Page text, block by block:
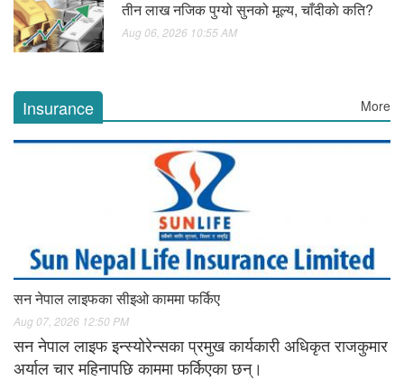
तीन लाख नजिक पुग्यो सुनको मूल्य, चाँदीकाे कति?
Aug 06, 2026 10:55 AM
Insurance More
सन नेपाल लाइफका सीइओ काममा फर्किए
Aug 07, 2026 12:50 PM
सन नेपाल लाइफ इन्स्योरेन्सका प्रमुख कार्यकारी अधिकृत राजकुमार
अर्याल चार महिनापछि काममा फर्किएका छन्।